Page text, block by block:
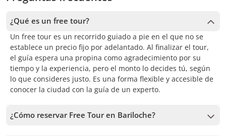
¿Qué es un free tour?
Un free tour es un recorrido guiado a pie en el que no se
establece un precio fijo por adelantado. Al finalizar el tour,
el guía espera una propina como agradecimiento por su
tiempo y la experiencia, pero el monto lo decides tú, según
lo que consideres justo. Es una forma flexible y accesible de
conocer la ciudad con la guía de un experto.
¿Cómo reservar Free Tour en Bariloche?